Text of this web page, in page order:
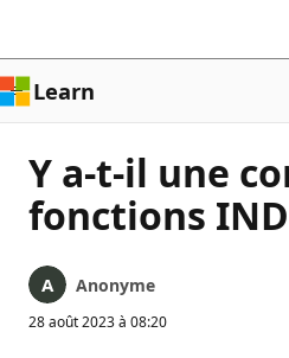
Learn
Y a-t-il une
fonctions
Anonyme
28 août 2023 à 08:20